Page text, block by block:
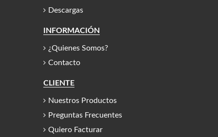
Descargas
INFORMACIÓN
¿Quienes Somos?
Contacto
CLIENTE
Nuestros Productos
Preguntas Frecuentes
Quiero Facturar